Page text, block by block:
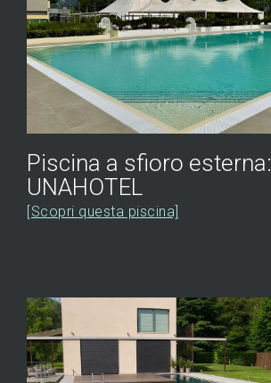
Piscina a sfioro esterna:
UNAHOTEL
[Scopri questa piscina]